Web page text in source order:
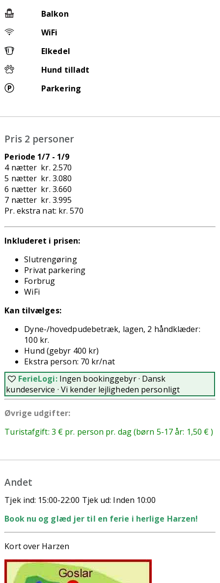
Balkon
WiFi
Elkedel
Hund tilladt
Parkering
Pris 2 personer
Periode 1/7 - 1/9
4 nætter kr. 2.570
5 nætter kr. 3.080
6 nætter kr. 3.660
7 nætter kr. 3.995
Pr. ekstra nat: kr. 570
Inkluderet i prisen:
Slutrengøring
Privat parkering
Forbrug
WiFi
Kan tilvælges:
Dyne-/hovedpudebetræk, lagen, 2 håndklæder:
100 kr.
Hund (gebyr 400 kr)
Ekstra person: 70 kr/nat
FerieLogi: Ingen bookinggebyr · Dansk
kundeservice · Vi kender lejligheden personligt
Øvrige udgifter:
Turistafgift: 3 € pr. person pr. dag (børn 5-17 år: 1,50 € )
Andet
Tjek ind: 15:00-22:00 Tjek ud: Inden 10:00
Book nu og glæd jer til en ferie i herlige Harzen!
Kort over Harzen